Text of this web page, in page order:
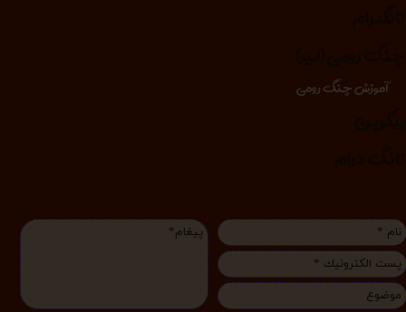
آموزش چنگ رومی